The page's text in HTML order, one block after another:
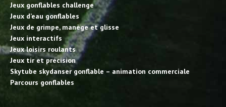
Jeux gonflables challenge
Jeux d’eau gonflables
Jeux de grimpe, manège et glisse
Jeux interactifs
Jeux loisirs roulants
Jeux tir et précision
Skytube skydanser gonflable – animation commerciale
Parcours gonflables